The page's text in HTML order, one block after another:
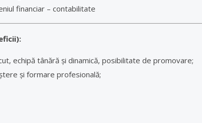
financiar – contabilitate
echipă tânără și dinamică, posibilitate de promovare;
și formare profesională;